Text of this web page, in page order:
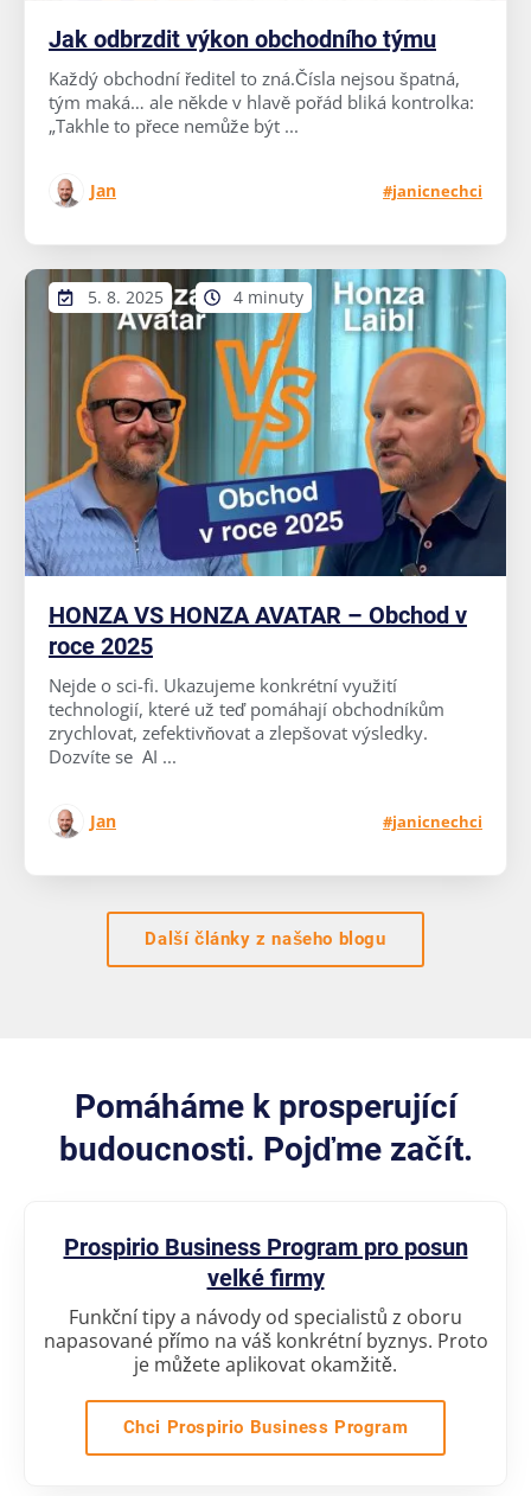
Jak odbrzdit výkon obchodního týmu
Každý obchodní ředitel to zná.Čísla nejsou špatná,
tým maká… ale někde v hlavě pořád bliká kontrolka:
„Takhle to přece nemůže být ...
Jan #janicnechci
5. 8. 2025 4 minuty
HONZA VS HONZA AVATAR – Obchod v
roce 2025
Nejde o sci-fi. Ukazujeme konkrétní využití
technologií, které už teď pomáhají obchodníkům
zrychlovat, zefektivňovat a zlepšovat výsledky.
Dozvíte se AI ...
Jan #janicnechci
Další články z našeho blogu
Pomáháme k prosperující
budoucnosti. Pojďme začít.
Prospirio Business Program pro posun
velké firmy
Funkční tipy a návody od specialistů z oboru
napasované přímo na váš konkrétní byznys. Proto
je můžete aplikovat okamžitě.
Chci Prospirio Business Program